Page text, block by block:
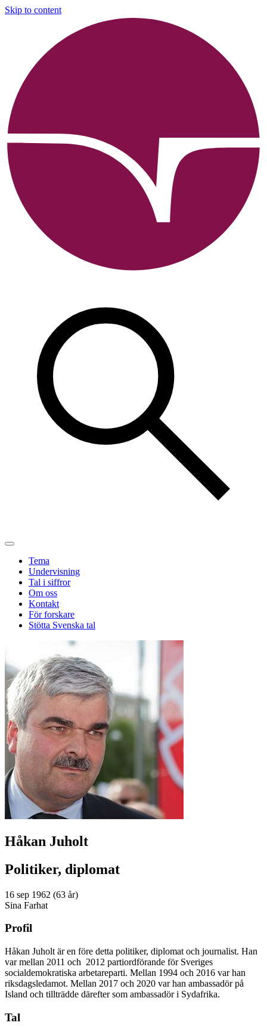
Skip to content
Tema
Undervisning
Tal i siffror
Om oss
Kontakt
För forskare
Stötta Svenska tal
Håkan Juholt
Politiker, diplomat
16 sep 1962 (63 år)
Sina Farhat
Profil
Håkan Juholt är en före detta politiker, diplomat och journalist. Han
var mellan 2011 och 2012 partiordförande för Sveriges
socialdemokratiska arbetareparti. Mellan 1994 och 2016 var han
riksdagsledamot. Mellan 2017 och 2020 var han ambassadör på
Island och tillträdde därefter som ambassadör i Sydafrika.
Tal